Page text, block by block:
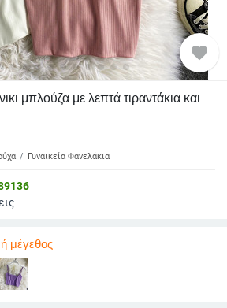
favorite
μπλούζα με λεπτά τιραντάκια και
Γυναικεία Φανελάκια
μέγεθος